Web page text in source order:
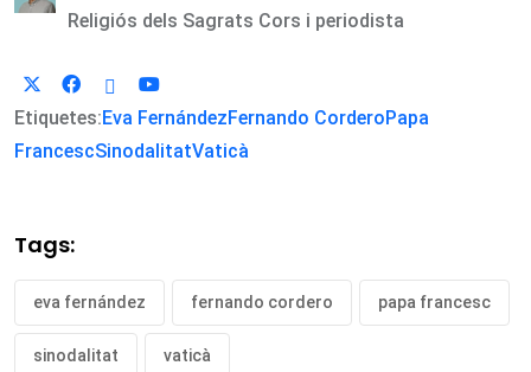
Religiós dels Sagrats Cors i periodista
Etiquetes:Eva FernándezFernando CorderoPapa
FrancescSinodalitatVaticà
Tags:
eva fernández fernando cordero papa francesc
sinodalitat vaticà